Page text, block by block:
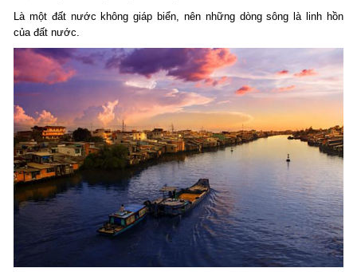
Là một đất nước không giáp biển, nên những dòng sông là linh hồn
của đất nước.